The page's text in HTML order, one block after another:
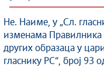
Не. Наиме, у „Сл.
изменама
других образаца у
гласнику РС“, број 93